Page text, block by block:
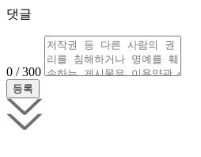
댓글
0 / 300